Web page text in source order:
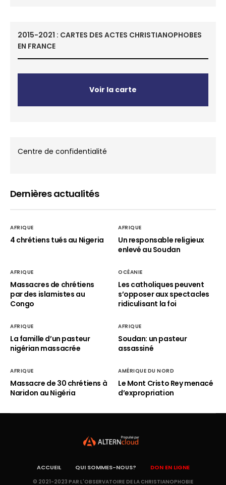
2015-2021 : CARTES DES ACTES CHRISTIANOPHOBES
EN FRANCE
Voir la carte
Centre de confidentialité
Dernières actualités
AFRIQUE
4 chrétiens tués au Nigeria
AFRIQUE
Un responsable religieux
enlevé au Soudan
AFRIQUE
Massacres de chrétiens
par des islamistes au
Congo
OCÉANIE
Les catholiques peuvent
s’opposer aux spectacles
ridiculisant la foi
AFRIQUE
La famille d’un pasteur
nigérian massacrée
AFRIQUE
Soudan: un pasteur
assassiné
AFRIQUE
Massacre de 30 chrétiens à
Naridon au Nigéria
AMÉRIQUE DU NORD
Le Mont Cristo Rey menacé
d’expropriation
ACCUEIL QUI SOMMES-NOUS? DON EN LIGNE
© 2021-2023 PAR L'OBSERVATOIRE DE LA CHRISTIANOPHOBIE